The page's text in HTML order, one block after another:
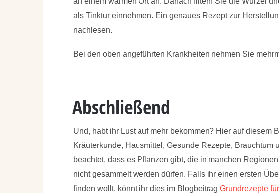
als Tinktur einnehmen. Ein genaues Rezept zur
nachlesen.
Bei den oben angeführten Krankheiten nehmen Sie
Abschließend
Und, habt ihr Lust auf mehr bekommen? Hier auf diesem
Kräuterkunde, Hausmittel, Gesunde Rezepte, Brauchtum
beachtet, dass es Pflanzen gibt, die in manchen
nicht gesammelt werden dürfen. Falls ihr einen ersten
finden wollt, könnt ihr dies im Blogbeitrag Grundrezepte